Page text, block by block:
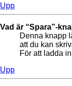
Upp
Vad är “Spara”-
Denna knapp
att du kan
För att ladda
Upp